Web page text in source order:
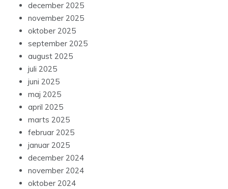
december 2025
november 2025
oktober 2025
september 2025
august 2025
juli 2025
juni 2025
maj 2025
april 2025
marts 2025
februar 2025
januar 2025
december 2024
november 2024
oktober 2024